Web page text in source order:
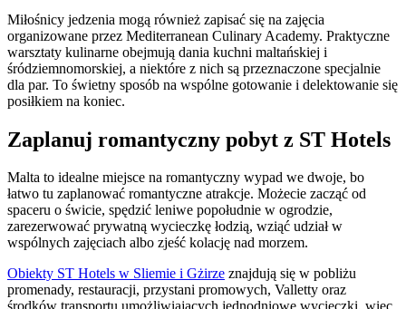
Miłośnicy jedzenia mogą również zapisać się na zajęcia
organizowane przez Mediterranean Culinary Academy. Praktyczne
warsztaty kulinarne obejmują dania kuchni maltańskiej i
śródziemnomorskiej, a niektóre z nich są przeznaczone specjalnie
dla par. To świetny sposób na wspólne gotowanie i delektowanie się
posiłkiem na koniec.
Zaplanuj romantyczny pobyt z ST Hotels
Malta to idealne miejsce na romantyczny wypad we dwoje, bo
łatwo tu zaplanować romantyczne atrakcje. Możecie zacząć od
spaceru o świcie, spędzić leniwe popołudnie w ogrodzie,
zarezerwować prywatną wycieczkę łodzią, wziąć udział w
wspólnych zajęciach albo zjeść kolację nad morzem.
Obiekty ST Hotels w Sliemie i Gżirze znajdują się w pobliżu
promenady, restauracji, przystani promowych, Valletty oraz